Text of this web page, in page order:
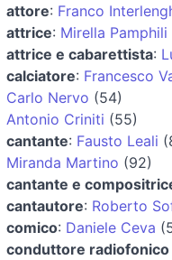
attore: Franco
attrice: Mirella Pamphili
attrice e cabarettista:
calciatore: Francesco
Carlo Nervo (54)
Antonio Criniti (55)
cantante: Fausto Leali
Miranda Martino (92)
cantante e
cantautore: Roberto
comico: Daniele Ceva
conduttore